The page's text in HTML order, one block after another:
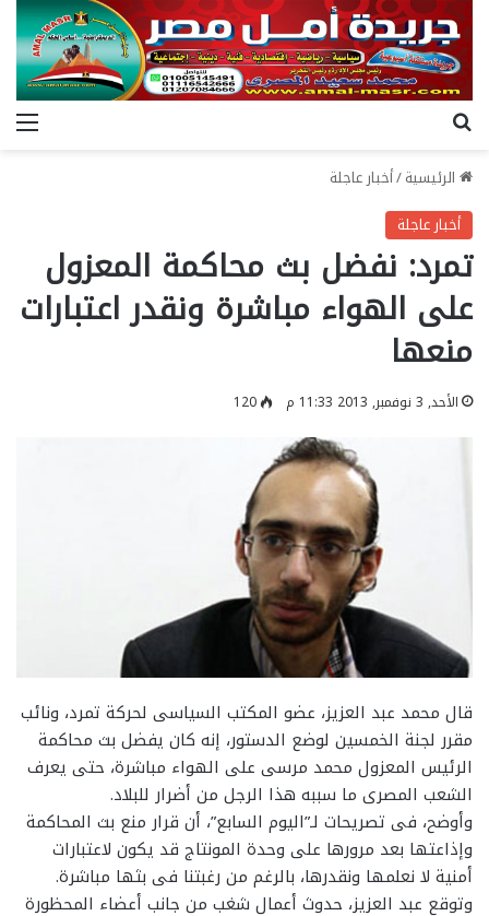
الرئيسية/أخبار عاجلة
أخبار عاجلة
تمرد: نفضل بث محاكمة المعزول
على الهواء مباشرة ونقدر اعتبارات
منعها
الأحد, 3 نوفمبر, 2013 11:33 م 120
قال محمد عبد العزيز، عضو المكتب السياسى لحركة تمرد، ونائب
مقرر لجنة الخمسين لوضع الدستور، إنه كان يفضل بث محاكمة
الرئيس المعزول محمد مرسى على الهواء مباشرة، حتى يعرف
الشعب المصرى ما سببه هذا الرجل من أضرار للبلاد.
وأوضح، فى تصريحات لـ”اليوم السابع”، أن قرار منع بث المحاكمة
وإذاعتها بعد مرورها على وحدة المونتاج قد يكون لاعتبارات
أمنية لا نعلمها ونقدرها، بالرغم من رغبتنا فى بثها مباشرة.
وتوقع عبد العزيز، حدوث أعمال شغب من جانب أعضاء المحظورة